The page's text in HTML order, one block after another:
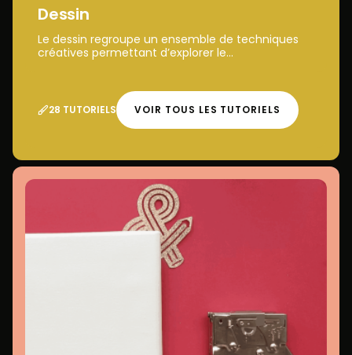
Dessin
Le dessin regroupe un ensemble de techniques
créatives permettant d’explorer le...
28 TUTORIELS VOIR TOUS LES TUTORIELS